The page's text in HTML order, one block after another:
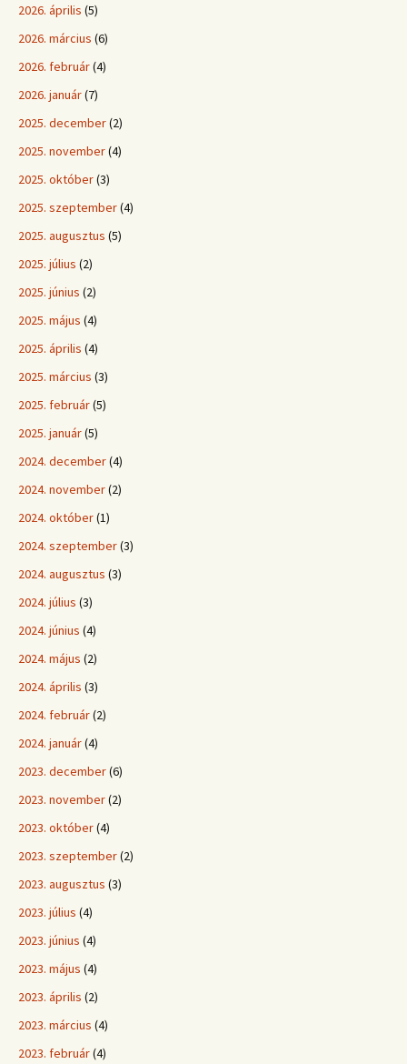
2026. április (5)
2026. március (6)
2026. február(4)
2026. január(7)
2025. december(2)
2025. november(4)
2025. október(3)
2025. szeptember(4)
2025. augusztus (5)
2025. július (2)
2025. június (2)
2025. május (4)
2025. április (4)
2025. március (3)
2025. február(5)
2025. január(5)
2024. december(4)
2024. november(2)
2024. október(1)
2024. szeptember(3)
2024. augusztus (3)
2024. július (3)
2024. június (4)
2024. május (2)
2024. április (3)
2024. február(2)
2024. január(4)
2023. december(6)
2023. november(2)
2023. október(4)
2023. szeptember(2)
2023. augusztus (3)
2023. július (4)
2023. június (4)
2023. május (4)
2023. április (2)
2023. március (4)
2023. február(4)